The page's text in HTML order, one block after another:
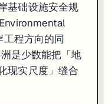
基础设施安全规
程方向的同
是少数能把「地
现实尺度」缝合